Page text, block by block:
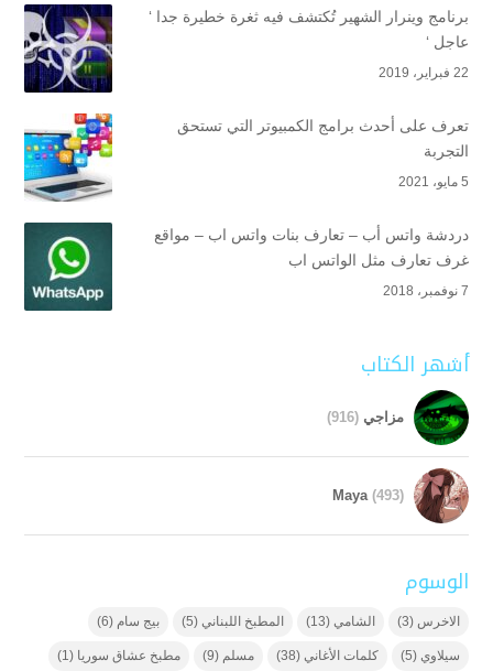
برنامج وينرار الشهير تُكتشف فيه ثغرة خطيرة جدا ‘
عاجل ‘
22 فبراير، 2019
تعرف على أحدث برامج الكمبيوتر التي تستحق
التجربة
5 مايو، 2021
دردشة واتس أب – تعارف بنات واتس اب – مواقع
غرف تعارف مثل الواتس اب
7 نوفمبر، 2018
أشهر الكتاب
مزاجي (916)
Maya (493)
الوسوم
الاخرس (3) الشامي (13) المطبخ اللبناني (5) بيج سام (6)
سيلاوي (5) كلمات الأغاني (38) مسلم (9) مطبخ عشاق سوريا (1)